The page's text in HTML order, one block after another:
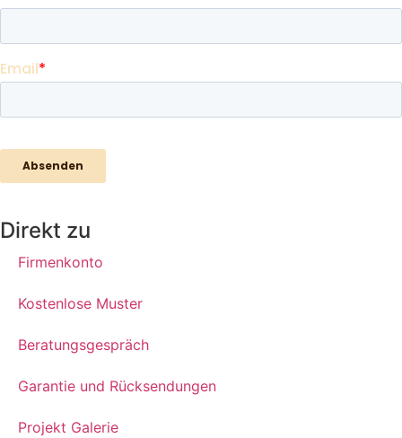
Direkt zu
Firmenkonto
Kostenlose Muster
Beratungsgespräch
Garantie und Rücksendungen
Projekt Galerie